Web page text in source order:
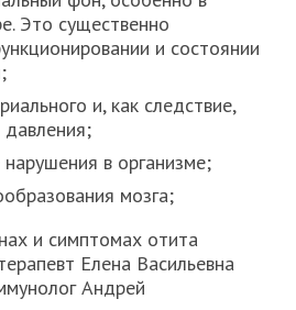
Это существенно
и состоянии
и, как следствие,
давления;
в организме;
мозга;
и симптомах отита
Елена Васильевна
Андрей